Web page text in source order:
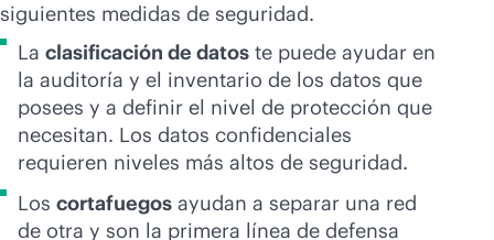
siguientes medidas de seguridad.
La clasificación de datos te puede ayudar en
la auditoría y el inventario de los datos que
posees y a definir el nivel de protección que
necesitan. Los datos confidenciales
requieren niveles más altos de seguridad.
Los cortafuegos ayudan a separar una red
de otra y son la primera línea de defensa